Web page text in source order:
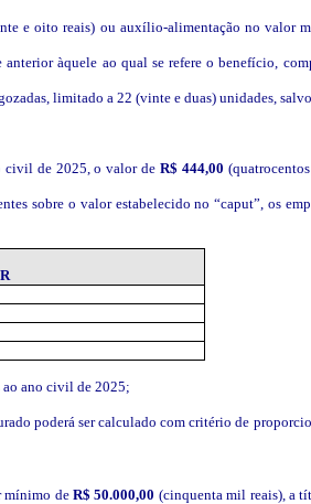
e oito reais) ou auxílio-alimentação no valor
àquele ao qual se refere o benefício,
limitado a 22 (vinte e duas) unidades,
civil de 2025, o valor de R$ 444,00
sobre o valor estabelecido no “caput”, os
ao ano civil de 2025;
poderá ser calculado com critério de
mínimo deR$ 50.000,00 (cinquenta mil reais), a